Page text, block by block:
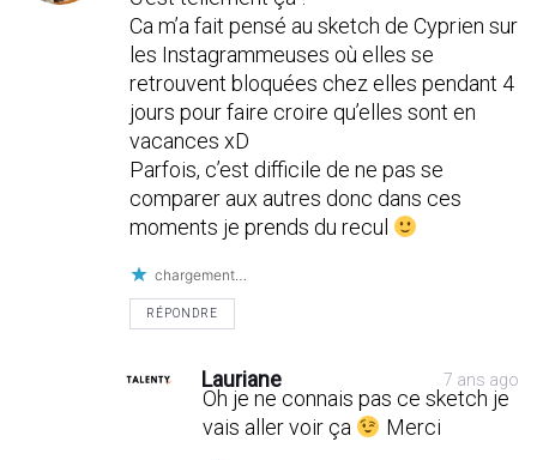
Ca m’a fait pensé au sketch de Cyprien sur
les Instagrammeuses où elles se
retrouvent bloquées chez elles pendant 4
jours pour faire croire qu’elles sont en
vacances xD
Parfois, c’est difficile de ne pas se
comparer aux autres donc dans ces
moments je prends du recul
chargement…
RÉPONDRE
Lauriane 7 ans ago
Oh je ne connais pas ce sketch je
vais aller voir ça
Merci